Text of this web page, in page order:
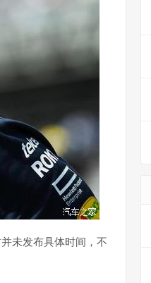
未发布具体时间，不